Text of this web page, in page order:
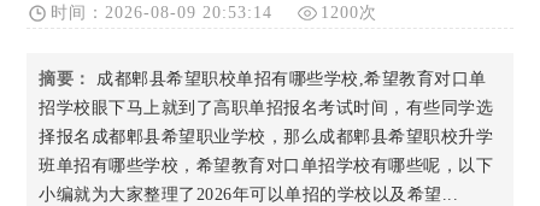
时间：2026-08-09 20:53:14
1200次
摘要： 成都郫县希望职校单招有哪些学校,希望教育对口单
招学校眼下马上就到了高职单招报名考试时间，有些同学选
择报名成都郫县希望职业学校，那么成都郫县希望职校升学
班单招有哪些学校，希望教育对口单招学校有哪些呢，以下
小编就为大家整理了2026年可以单招的学校以及希望...